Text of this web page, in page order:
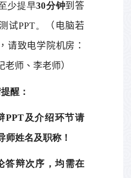
少提早30分钟到答
试PPT。
（电脑若
请致电学院机房：
老师、李老师）
醒：
PPT及介绍环节请
师姓名及职称！
答辩次序，均需在